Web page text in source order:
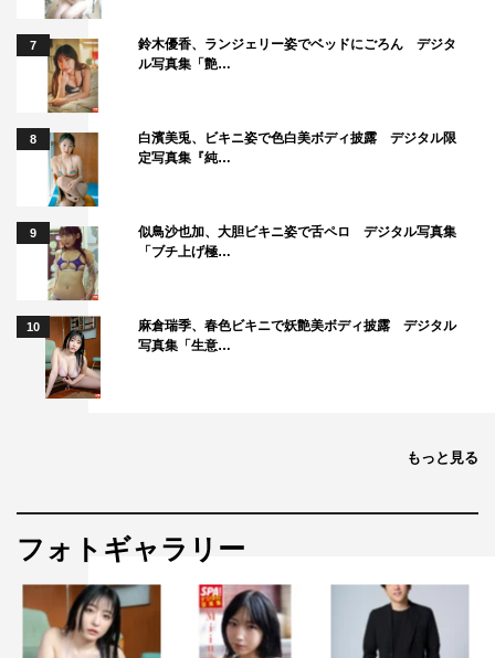
2024年夏ドラマ Ado 夏ドラマ
山田涼介
7
鈴木優香、ランジェリー姿でベッドにごろん デジタ
ル写真集「艶…
8
白濱美兎、ビキニ姿で色白美ボディ披露 デジタル限
定写真集『純…
9
似鳥沙也加、大胆ビキニ姿で舌ペロ デジタル写真集
「ブチ上げ極…
10
麻倉瑞季、春色ビキニで妖艶美ボディ披露 デジタル
写真集「生意…
もっと見る
フォトギャラリー